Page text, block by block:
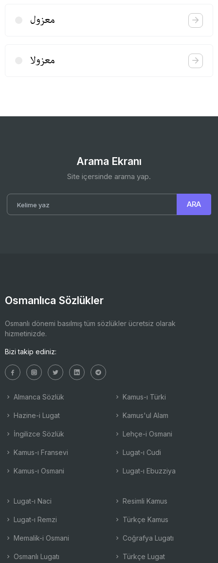
معزول
معزولا
Arama Ekranı
Site içersinde arama yap.
Osmanlıca Sözlükler
Osmanlı dönemi basılmış tüm sözlükler ücretsiz olarak
hizmetinizde.
Bizi takip ediniz:
Almanca Sözlük
Hazine-i Lugat
İngilizce Sözlük
Kamus-ı Fransevi
Kamus-ı Osmani
Kamus-ı Türki
Kamus'ul Alam
Lehçe-i Osmani
Lugat-ı Cudi
Lugat-ı Ebuzziya
Lugat-ı Naci
Lugat-ı Remzi
Memalik-i Osmani
Osmanlı Lugatı
Resimli Kamus
Türkçe Kamus
Coğrafya Lugatı
Türkçe Lugat